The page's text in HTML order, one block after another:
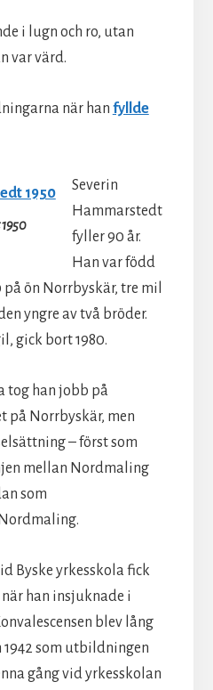
i lugn och ro, utan
var värd.
när han fyllde
Severin
Hammarstedt
fyller 90 år.
Han var född
på ön Norrbyskär, tre mil
yngre av två bröder.
gick bort 1980.
tog han jobb på
på Norrbyskär, men
– först som
mellan Nordmaling
som
Byske yrkesskola fick
han insjuknade i
blev lång
som utbildningen
gång vid yrkesskolan